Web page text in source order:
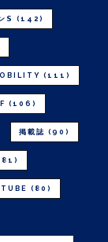
S (142)
(111)
(106)
掲載誌 (90)
(80)